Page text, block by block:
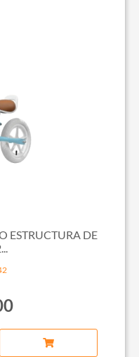
ESTRUCTURA DE